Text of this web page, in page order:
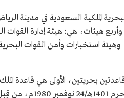
الملكية السعودية في مدينة
هيئات، هي: هيئة إدارة القوات
استخبارات وأمن القوات
بحريتين، الأولى هي قاعدة